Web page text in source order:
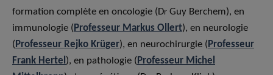
formation complète en oncologie (Dr Guy Berchem), en
immunologie ( Professeur Markus Ollert), en neurologie
( Professeur Rejko Krüger), en neurochirurgie ( Professeur
Frank Hertel ), en pathologie ( Professeur Michel